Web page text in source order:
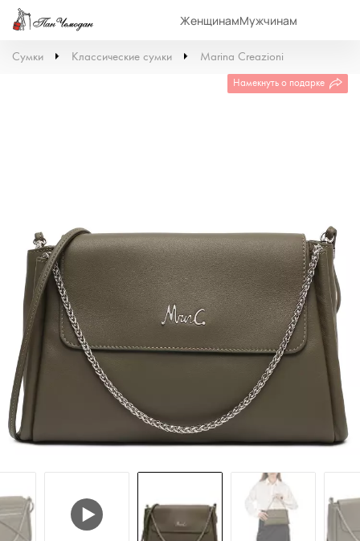
ЖенщинамМужчинам
Сумки Классические сумки Marina Creazioni
Намекнуть о подарке